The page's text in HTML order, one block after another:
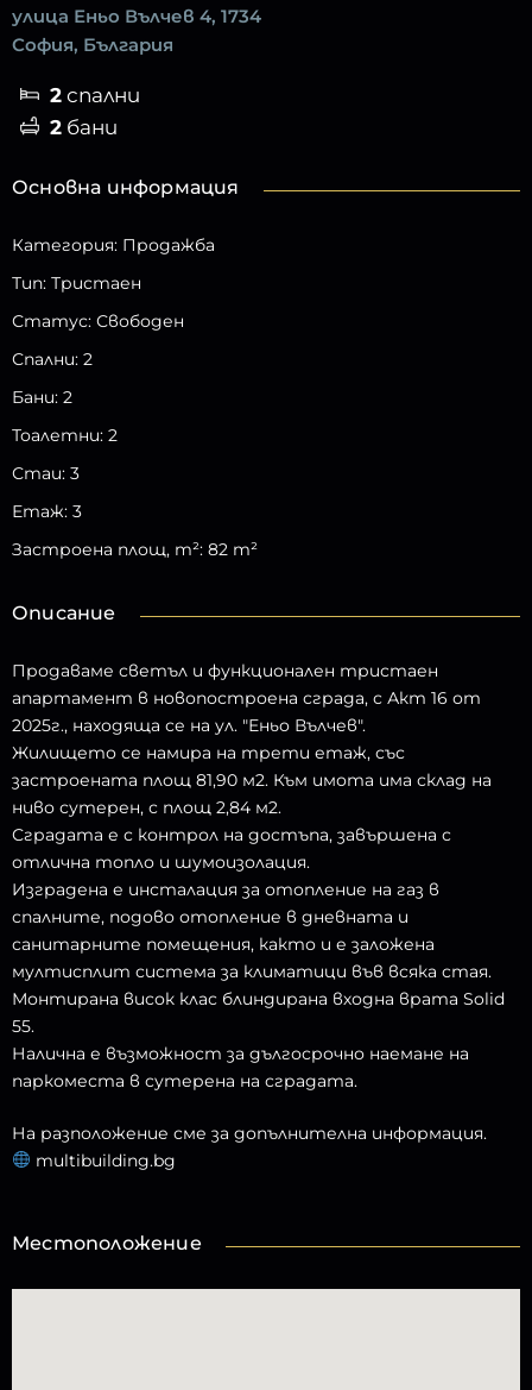
улица Еньо Вълчев 4, 1734
София, България
2 спални
2 бани
Основна информация
Категория: Продажба
Тип: Тристаен
Статус: Свободен
Спални: 2
Бани: 2
Тоалетни: 2
Стаи: 3
Етаж: 3
Застроена площ, m²: 82 m²
Описание
Продаваме светъл и функционален тристаен
апартамент в новопостроена сграда, с Акт 16 от
2025г., находяща се на ул. "Еньо Вълчев".
Жилището се намира на трети етаж, със
застроената площ 81,90 м2. Към имота има склад на
ниво сутерен, с площ 2,84 м2.
Сградата е с контрол на достъпа, завършена с
отлична топло и шумоизолация.
Изградена е инсталация за отопление на газ в
спалните, подово отопление в дневната и
санитарните помещения, както и е заложена
мултисплит система за климатици във всяка стая.
Монтирана висок клас блиндирана входна врата Solid
55.
Налична е възможност за дългосрочно наемане на
паркоместа в сутерена на сградата.
На разположение сме за допълнителна информация.
multibuilding.bg
Местоположение